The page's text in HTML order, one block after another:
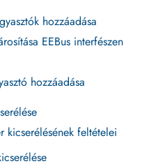
hozzáadása
EEBus interfészen
hozzáadása
kicserélésének feltételei